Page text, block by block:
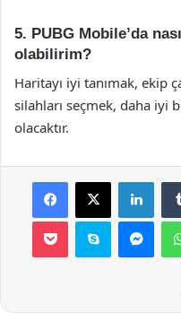
5. PUBG Mobile’da
olabilirim?
Haritayı iyi tanımak, ekip
silahları seçmek, daha iyi
olacaktır.
Facebook
X
Pocket Skype